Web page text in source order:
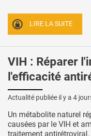
LIRE LA SUITE
VIH : Réparer
l'efficacité
Actualité publiée il y a 4
Un métabolite naturel
causées par le VIH et
traitement antirétroviral.